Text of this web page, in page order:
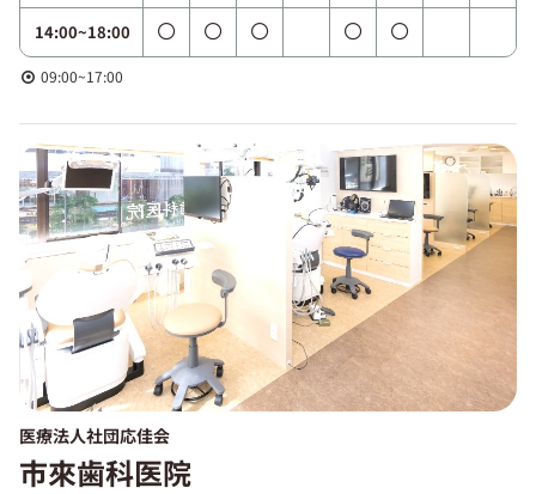
14:00~18:00
09:00~17:00
医療法人社団応佳会
市來歯科医院